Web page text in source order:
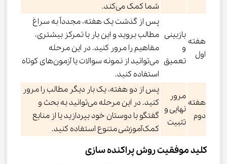
شما کمک می‌کند.
هفته
اول
بازبینی
و
تعمیق
پس از گذشت یک هفته، مجدداً به سراغ
مطالب بروید و این بار با تمرکز بیشتری،
مفاهیم را مرور کنید. در این مرحله
می‌توانید از نمونه سوالات یا آزمون‌های کوتاه
استفاده کنید.
هفته
دوم
مرور
نهایی و
تثبیت
پس از دو هفته، یک بار دیگر مطالب را مرور
کنید. در این مرحله می‌توانید به بحث و
گفتگو با دوستان خود بپردازید یا از منابع
کمک‌آموزشی متنوع استفاده کنید.
کلید موفقیت روش پراکنده سازی